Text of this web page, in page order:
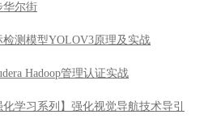
华尔街
检测模型YOLOV3原理及实战
Hadoop管理认证实战
化学习系列】强化视觉导航技术导引